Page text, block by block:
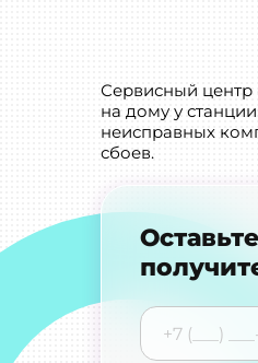
Сервисный центр
на дому у
неисправных
сбоев.